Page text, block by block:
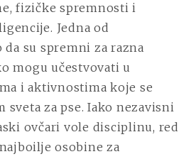
fizičke spremnosti i
Jedna od
su spremni za razna
mogu učestvovati u
i aktivnostima koje se
sveta za pse. Iako nezavisni
ovčari vole disciplinu, red
osobine za